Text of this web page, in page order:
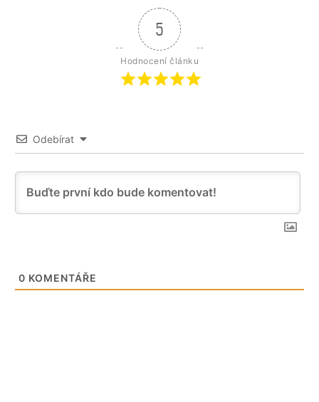
5
Hodnocení článku
Odebírat
0 KOMENTÁŘE